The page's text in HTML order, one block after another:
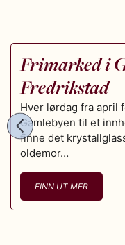
Frimarked i
Fredrikstad
Hver lørdag fra april
Gamlebyen til et
finne det
oldemor…
FINN UT MER